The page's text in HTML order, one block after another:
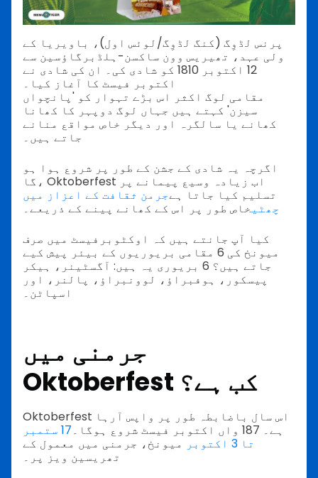
پرنس لڈوِگ (کنگ لڈوِگ/لوئس اول)، باویریا کے
ولی عہد، تھیریس وون ساکسن-ہلڈبرگاؤسین سے
12 اکتوبر 1810 کو شادی کی۔ ان کی شادی نے
اکتوبر فیسٹ کا آغاز کیا۔
مقامی لوگ اکثر اس بڑے تہوار کو 'پانچواں
سیزن' کہتے ہیں جہاں لوگ دوپہر کا کھانا
کھانے یا سالگرہ اور دیگر خاص مواقع منانے
جاتے ہیں۔
اگرچہ یہ شادی کے جشن کے طور پر شروع ہوا ہو
گا، Oktoberfest اب زیادہ وسیع پیمانے پر
تسلیم کیا جاتا ہےجرمن ثقافت کے اعزاز میں
چھٹی
کیا آپ جانتے ہیں کہ اوکٹوبرفیسٹ میں صرف
میونخ کی 6 مقامی بریوریوں کے بیئر پیش کیے
جاتے ہیں؟ 6 بریوری یہ ہیں: آگسٹینر، ہیکر
پیسکور، ہوفبراؤ، لوونبراؤ، پالنر، اور
اسپاٹن۔
جرمنی میں
Oktoberfest کب ہے؟
Oktoberfest اس سال باضابطہ طور پر واپس آرہا
ہے۔ 187 واں اکتوبر فیسٹ شروع ہوگا۔
17 ستمبر
تا 3 اکتوبر
میونخ، جرمنی میں معمول کے